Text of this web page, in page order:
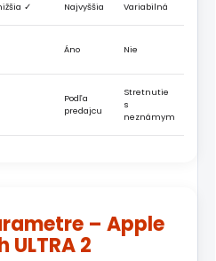
✓ Najvyššia Variabilná
Áno Nie
Podľa
predajcu
Stretnutie
s
neznámym
– Apple
2